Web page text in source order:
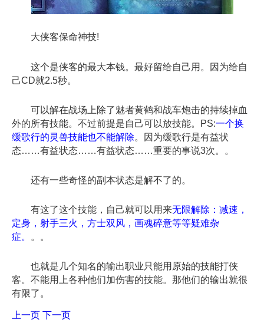
大侠客保命神技!
这个是侠客的最大本钱。最好留给自己用。因为给自
己CD就2.5秒。
可以解在战场上除了魅者黄鹤和战车炮击的持续掉血
外的所有技能。不过前提是自己可以放技能。PS:一个换
缓歌行的灵兽技能也不能解除。因为缓歌行是有益状
态……有益状态……有益状态……重要的事说3次。。
还有一些奇怪的副本状态是解不了的。
有这了这个技能，自己就可以用来无限解除：减速，
定身，射手三火，方士双风，画魂碎意等等疑难杂
症。
。。
也就是几个知名的输出职业只能用原始的技能打侠
客。不能用上各种他们加伤害的技能。那他们的输出就很
有限了。
上一页 下一页